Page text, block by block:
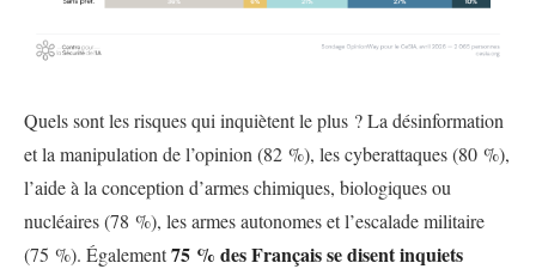
Quels sont les risques qui inquiètent le plus ? La désinformation
et la manipulation de l’opinion (82 %), les cyberattaques (80 %),
l’aide à la conception d’armes chimiques, biologiques ou
nucléaires (78 %), les armes autonomes et l’escalade militaire
(75 %). Également75 % des Français se disent inquiets